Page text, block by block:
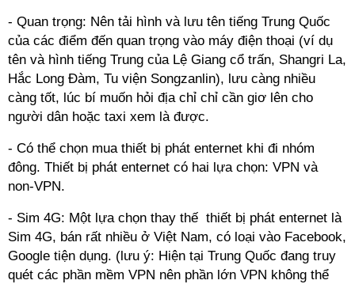
- Quan trọng: Nên tải hình và lưu tên tiếng Trung Quốc
của các điểm đến quan trọng vào máy điện thoại (ví dụ
tên và hình tiếng Trung của Lệ Giang cổ trấn, Shangri La,
Hắc Long Đàm, Tu viện Songzanlin), lưu càng nhiều
càng tốt, lúc bí muốn hỏi địa chỉ chỉ cần giơ lên cho
người dân hoặc taxi xem là được.
- Có thể chọn mua thiết bị phát enternet khi đi nhóm
đông. Thiết bị phát enternet có hai lựa chọn: VPN và
non-VPN.
- Sim 4G: Một lựa chọn thay thế thiết bị phát enternet là
Sim 4G, bán rất nhiều ở Việt Nam, có loại vào Facebook,
Google tiện dụng. (lưu ý: Hiện tại Trung Quốc đang truy
quét các phần mềm VPN nên phần lớn VPN không thể